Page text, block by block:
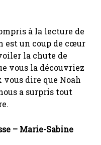
à la lecture de
est un coup de cœur
la chute de
vous la découvriez
vous dire que Noah
a surpris tout
– Marie-Sabine